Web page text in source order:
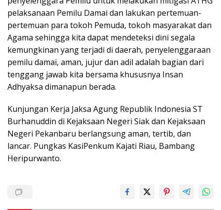
pelaksanaan Pemilu Damai dan lakukan pertemuan-
pertemuan para tokoh Pemuda, tokoh masyarakat dan
Agama sehingga kita dapat mendeteksi dini segala
kemungkinan yang terjadi di daerah, penyelenggaraan
pemilu damai, aman, jujur dan adil adalah bagian dari
tenggang jawab kita bersama khususnya Insan
Adhyaksa dimanapun berada.
Kunjungan Kerja Jaksa Agung Republik Indonesia ST
Burhanuddin di Kejaksaan Negeri Siak dan Kejaksaan
Negeri Pekanbaru berlangsung aman, tertib, dan
lancar. Pungkas KasiPenkum Kajati Riau, Bambang
Heripurwanto.